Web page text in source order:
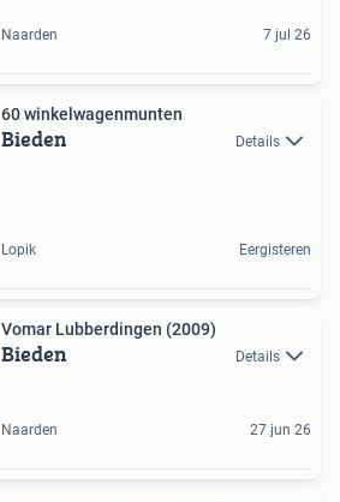
Naarden 7 jul 26
60 winkelwagenmunten
Bieden Details
Lopik Eergisteren
Vomar Lubberdingen (2009)
Bieden Details
Naarden 27 jun 26